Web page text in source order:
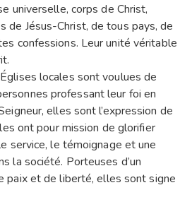
universelle, corps de Christ,
de Jésus-Christ, de tous pays, de
confessions. Leur unité véritable
locales sont voulues de
professant leur foi en
elles sont l’expression de
ont pour mission de glorifier
service, le témoignage et une
la société. Porteuses d’un
paix et de liberté, elles sont signe